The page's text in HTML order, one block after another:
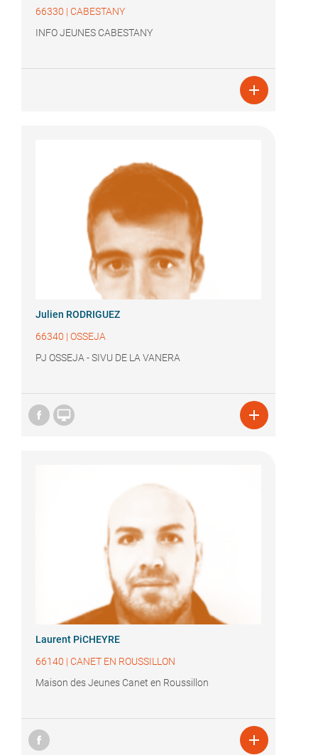
66330 | CABESTANY
INFO JEUNES CABESTANY

Julien RODRIGUEZ
66340 | OSSEJA
PJ OSSEJA - SIVU DE LA VANERA
 
Laurent PiCHEYRE
66140 | CANET EN ROUSSILLON
Maison des Jeunes Canet en Roussillon
